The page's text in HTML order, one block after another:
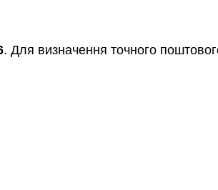
. Для визначення точного